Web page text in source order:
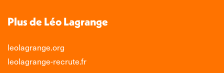
Plus de Léo Lagrange
leolagrange.org
leolagrange-recrute.fr